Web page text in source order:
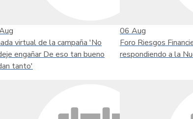
virtual de la campaña 'No
engañar De eso tan bueno
tanto'
06 Aug
Foro Riesgos
respondiendo a la